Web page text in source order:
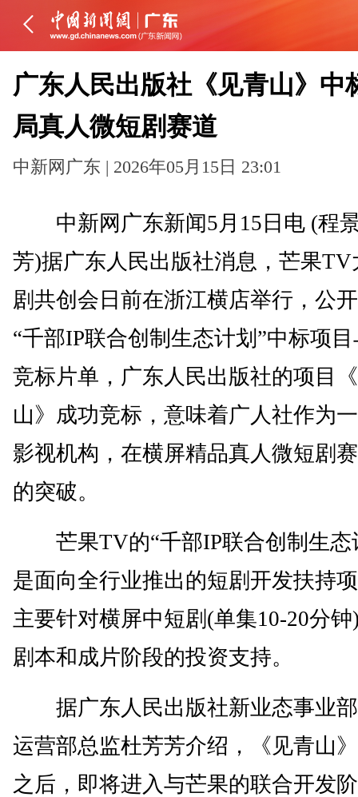
广东人民出版社《见青山》中
局真人微短剧赛道
中新网广东 | 2026年05月15日 23:01
中新网广东新闻5月15日电 (程
芳)据广东人民出版社消息，芒果TV
剧共创会日前在浙江横店举行，公
“千部IP联合创制生态计划”中标项
竞标片单，广东人民出版社的项目
山》成功竞标，意味着广人社作为
影视机构，在横屏精品真人微短剧
的突破。
芒果TV的“千部IP联合创制生态
是面向全行业推出的短剧开发扶持
主要针对横屏中短剧(单集10-20分
剧本和成片阶段的投资支持。
据广东人民出版社新业态事业
运营部总监杜芳芳介绍，《见青山
之后，即将进入与芒果的联合开发